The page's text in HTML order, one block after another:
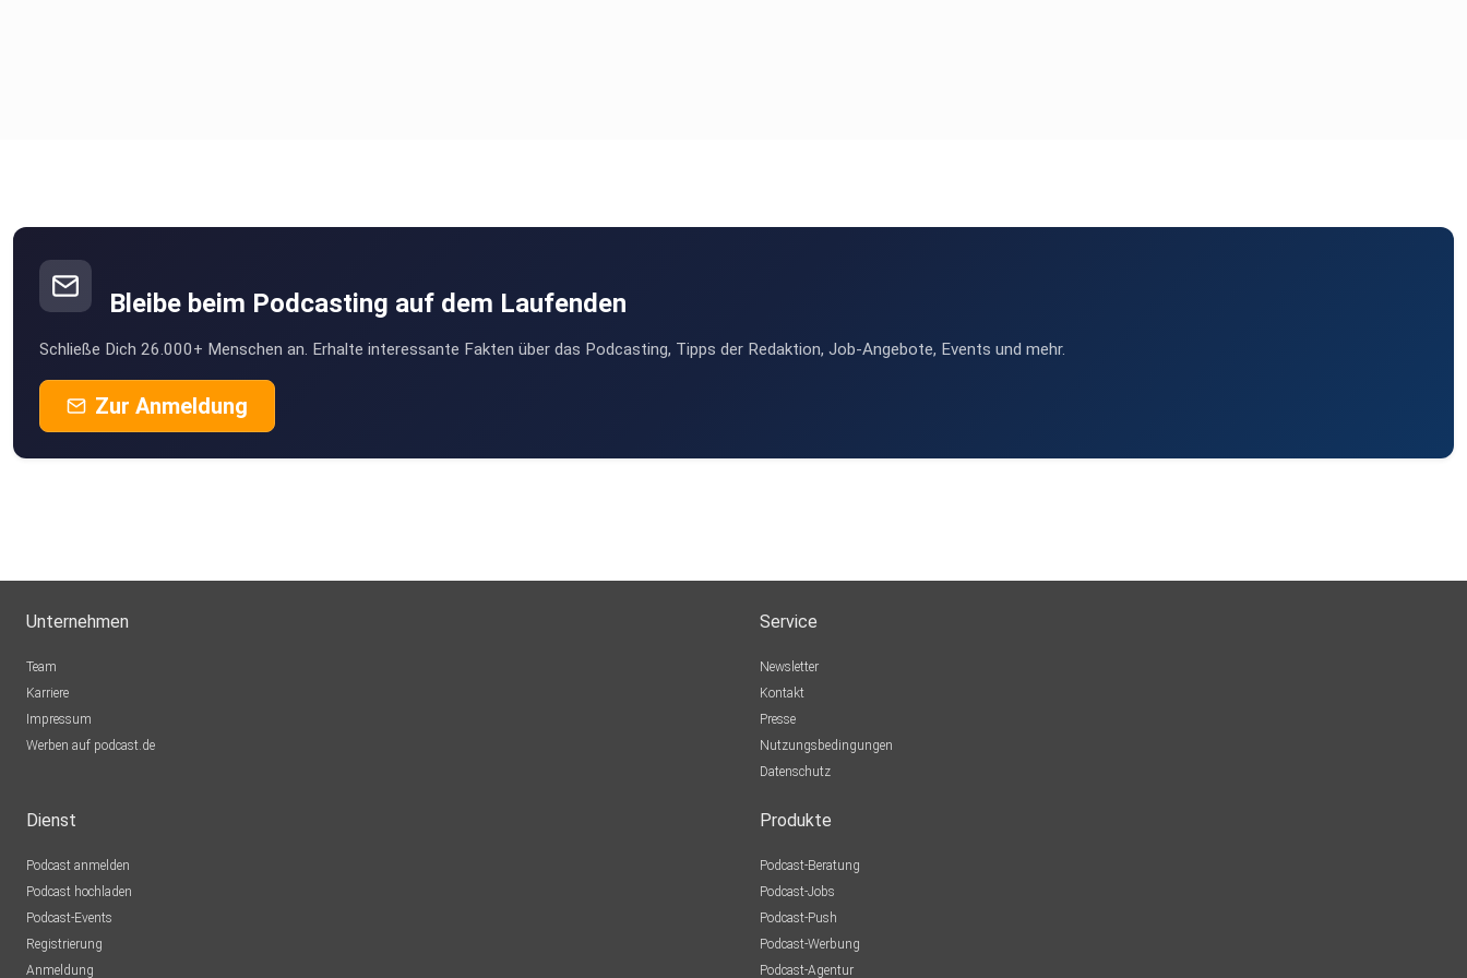
Bleibe beim Podcasting auf dem Laufenden
Schließe Dich 26.000+ Menschen an. Erhalte interessante Fakten über das Podcasting, Tipps der Redaktion, Job-Angebote, Events und mehr.
Zur Anmeldung
Unternehmen
Team
Karriere
Impressum
Werben auf podcast.de
Service
Newsletter
Kontakt
Presse
Nutzungsbedingungen
Datenschutz
Dienst
Podcast anmelden
Podcast hochladen
Podcast-Events
Registrierung
Anmeldung
Produkte
Podcast-Beratung
Podcast-Jobs
Podcast-Push
Podcast-Werbung
Podcast-Agentur